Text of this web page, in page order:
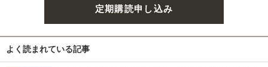
定期購読申し込み
よく読まれている記事